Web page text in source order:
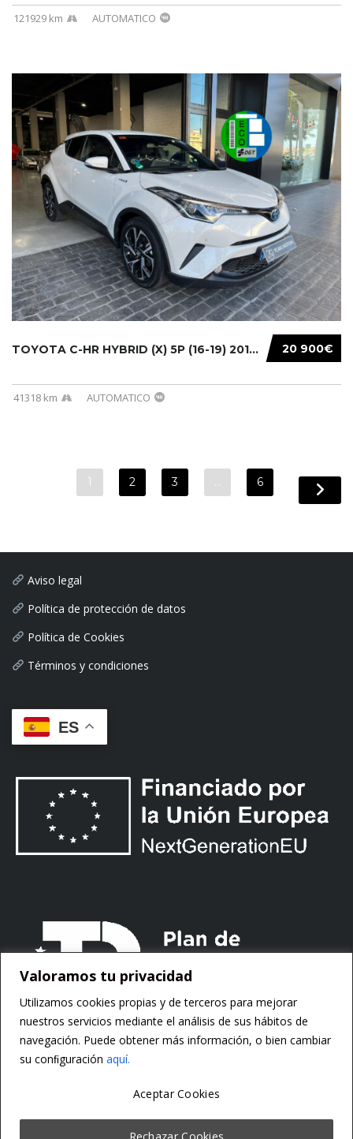
Valoramos tu privacidad
Utilizamos cookies propias y de terceros para mejorar
nuestros servicios mediante el análisis de sus hábitos de
navegación. Puede obtener más información, o bien cambiar
su conﬁguración aquí.
Rechazar Cookies
Aceptar Cookies
121929 km AUTOMATICO
20 900€
TOYOTA C-HR HYBRID (X) 5P (16-19) 2019...
41318 km AUTOMATICO
1 2 3 … 6
Aviso legal
Política de protección de datos
Política de Cookies
Términos y condiciones
ES